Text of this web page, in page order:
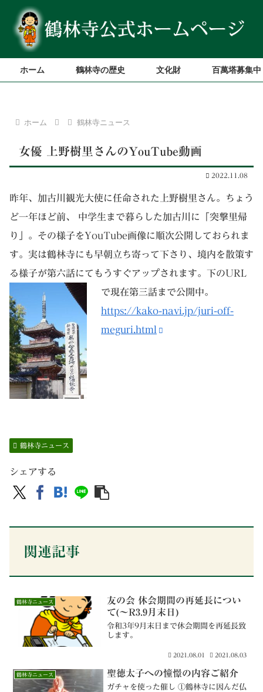
ホーム 鶴林寺の歴史 文化財 百萬塔募集中
ホーム 鶴林寺ニュース
女優 上野樹里さんのYouTube動画
2022.11.08
昨年、加古川観光大使に任命された上野樹里さん。ちょう
ど一年ほど前、 中学生まで暮らした加古川に「突撃里帰
り」。その様子をYouTube画像に順次公開しておられま
す。実は鶴林寺にも早朝立ち寄って下さり、境内を散策す
る様子が第六話にてもうすぐアップされます。下のURL
で現在第三話まで公開中。
https://kako-navi.jp/juri-off-
meguri.html
鶴林寺ニュース
シェアする
関連記事
鶴林寺ニュース
友の会 休会期間の再延長につい
て(～R3.9月末日)
令和3年9月末日まで休会期間を再延長致
します。
2021.08.01 2021.08.03
鶴林寺ニュース 聖徳太子への憧憬の内容ご紹介
ガチャを使った催し ①鶴林寺に因んだ仏